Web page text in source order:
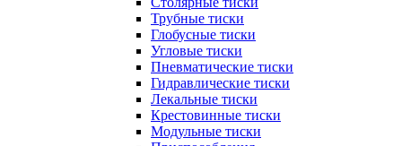
Трубные тиски
Глобусные тиски
Угловые тиски
Пневматические тиски
Гидравлические тиски
Лекальные тиски
Крестовинные тиски
Модульные тиски